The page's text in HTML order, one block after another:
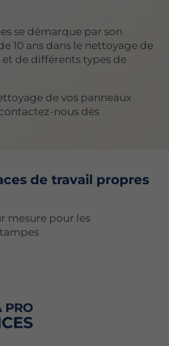
se démarque par son
10 ans dans le nettoyage de
et de différents types de
de vos panneaux
nous dès
de travail propres
mesure pour les